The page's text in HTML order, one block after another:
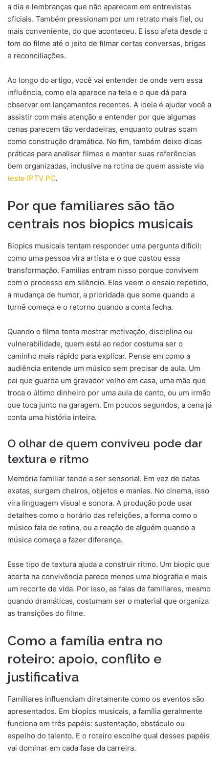
a dia e lembranças que não aparecem em entrevistas
oficiais. Também pressionam por um retrato mais fiel, ou
mais conveniente, do que aconteceu. E isso afeta desde o
tom do filme até o jeito de filmar certas conversas, brigas
e reconciliações.
Ao longo do artigo, você vai entender de onde vem essa
influência, como ela aparece na tela e o que dá para
observar em lançamentos recentes. A ideia é ajudar você a
assistir com mais atenção e entender por que algumas
cenas parecem tão verdadeiras, enquanto outras soam
como construção dramática. No fim, também deixo dicas
práticas para analisar filmes e manter suas referências
bem organizadas, inclusive na rotina de quem assiste via
teste IPTV PC.
Por que familiares são tão
centrais nos biopics musicais
Biopics musicais tentam responder uma pergunta difícil:
como uma pessoa vira artista e o que custou essa
transformação. Familias entram nisso porque convivem
com o processo em silêncio. Eles veem o ensaio repetido,
a mudança de humor, a prioridade que some quando a
turnê começa e o retorno quando a conta fecha.
Quando o filme tenta mostrar motivação, disciplina ou
vulnerabilidade, quem está ao redor costuma ser o
caminho mais rápido para explicar. Pense em como a
audiência entende um músico sem precisar de aula. Um
pai que guarda um gravador velho em casa, uma mãe que
troca o último dinheiro por uma aula de canto, ou um irmão
que toca junto na garagem. Em poucos segundos, a cena já
conta uma história inteira.
O olhar de quem conviveu pode dar
textura e ritmo
Memória familiar tende a ser sensorial. Em vez de datas
exatas, surgem cheiros, objetos e manias. No cinema, isso
vira linguagem visual e sonora. A produção pode usar
detalhes como o horário das refeições, a forma como o
músico fala de rotina, ou a reação de alguém quando a
música começa a fazer diferença.
Esse tipo de textura ajuda a construir ritmo. Um biopic que
acerta na convivência parece menos uma biografia e mais
um recorte de vida. Por isso, as falas de familiares, mesmo
quando dramáticas, costumam ser o material que organiza
as transições do filme.
Como a família entra no
roteiro: apoio, conflito e
justificativa
Familiares influenciam diretamente como os eventos são
apresentados. Em biopics musicais, a família geralmente
funciona em três papéis: sustentação, obstáculo ou
espelho do talento. E o roteiro escolhe qual desses papéis
vai dominar em cada fase da carreira.